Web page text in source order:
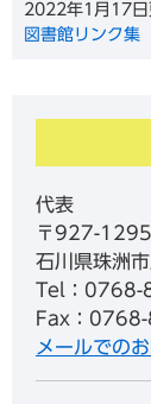
2022年1月17日
図書館リンク集
代表
〒927-1295
石川県珠洲
Tel：0768-
Fax：
メールでの